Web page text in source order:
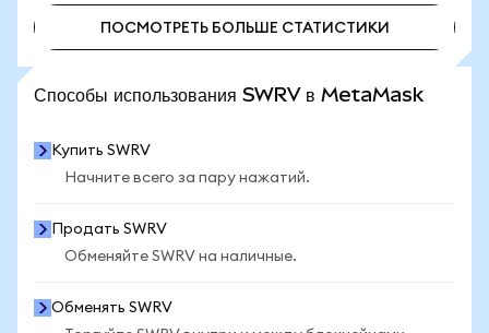
ПОСМОТРЕТЬ БОЛЬШЕ СТАТИСТИКИ
Способы использования SWRV в MetaMask
Купить SWRV
Начните всего за пару нажатий.
Продать SWRV
Обменяйте SWRV на наличные.
Обменять SWRV